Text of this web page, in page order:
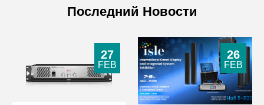
Последний Новости
27
FEB
26
FEB